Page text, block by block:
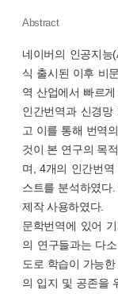
Abstract
네이버의 인공지능
식 출시된 이후 비
역 산업에서 빠르
인간번역과 신경
고 이를 통해 번역
것이 본 연구의 목
며, 4개의 인간번
스트를 분석하였다
제작 사용하였다.
문학번역에 있어
의 연구들과는 다
도로 학습이 가능
의 입지 및 공존을